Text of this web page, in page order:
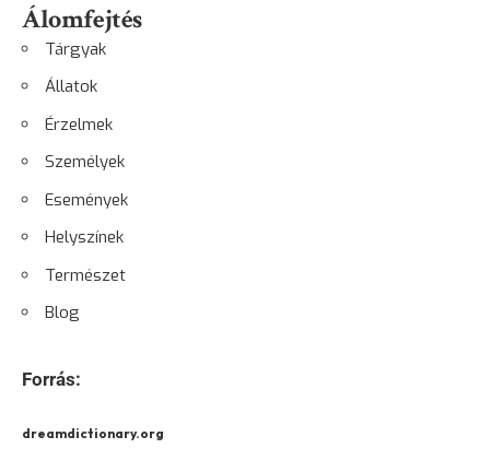
Álomfejtés
Tárgyak
Állatok
Érzelmek
Személyek
Események
Helyszínek
Természet
Blog
Forrás:
dreamdictionary.org